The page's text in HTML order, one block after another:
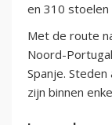
en 310 stoelen
Met de route
Noord-
Spanje.
zijn binnen